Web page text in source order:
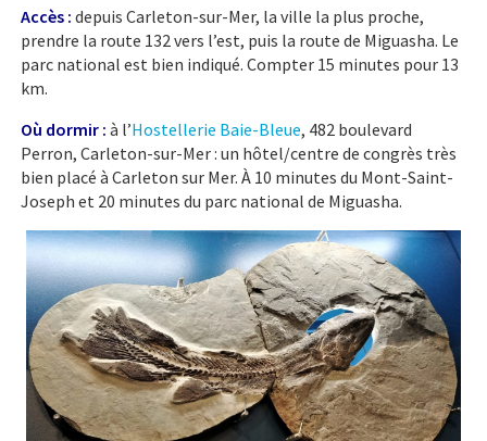
Accès :depuis Carleton-sur-Mer, la ville la plus proche,
prendre la route 132 vers l’est, puis la route de Miguasha. Le
parc national est bien indiqué. Compter 15 minutes pour 13
km.
Où dormir :à l’Hostellerie Baie-Bleue, 482 boulevard
Perron, Carleton-sur-Mer : un hôtel/centre de congrès très
bien placé à Carleton sur Mer. À 10 minutes du Mont-Saint-
Joseph et 20 minutes du parc national de Miguasha.